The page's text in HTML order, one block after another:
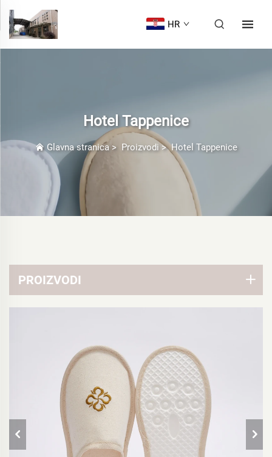
HR
Hotel Tappenice
Glavna stranica> Proizvodi >Hotel Tappenice
PROIZVODI